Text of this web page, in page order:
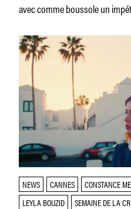
avec comme boussole un
NEWS CANNES CONSTANCE
LEYLA BOUZID
SEMAINE DE LA